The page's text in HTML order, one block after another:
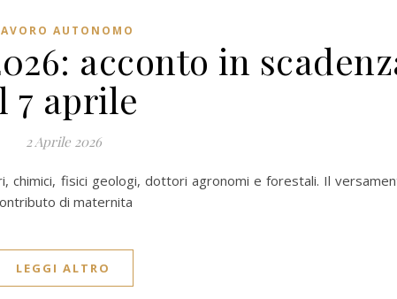
AUTONOMO
acconto in
7 aprile
2 Aprile 2026
chimici, fisici geologi, dottori agronomi e forestali. Il
di maternita
LEGGI ALTRO